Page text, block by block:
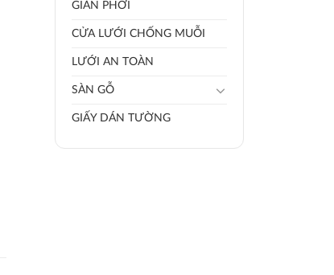
GIÀN PHƠI
CỬA LƯỚI CHỐNG MUỖI
LƯỚI AN TOÀN
SÀN GỖ
GIẤY DÁN TƯỜNG